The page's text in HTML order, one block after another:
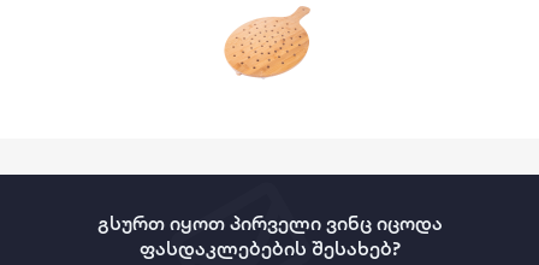
გსურთ იყოთ პირველი ვინც იცოდა
ფასდაკლებების შესახებ?